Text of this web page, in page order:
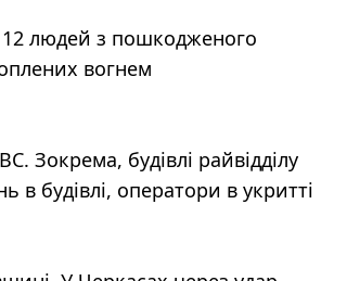
12 людей з пошкодженого
вогнем
Зокрема, будівлі райвідділу
в будівлі, оператори в укритті